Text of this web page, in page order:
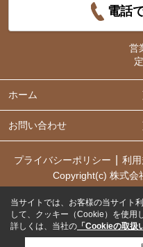
電話
営
ホーム
お問い合わせ
プライバシーポリシー 利
Copyright(c) 株式会
当サイトでは、お客様の当サイト
して、クッキー（Cookie）を使用
詳しくは、当社の 「Cookieの取扱